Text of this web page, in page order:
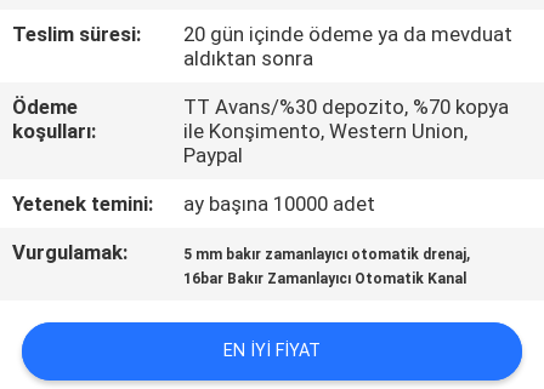
ULAŞIN
BIR
ISTEĞI
SHOW
Teslim süresi:
20 gün içinde ödeme ya da mevduat
aldıktan sonra
Ödeme
koşulları:
TT Avans/%30 depozito, %70 kopya
ile Konşimento, Western Union,
Paypal
Yetenek temini:
ay başına 10000 adet
Vurgulamak:
5 mm bakır zamanlayıcı otomatik drenaj,
16bar Bakır Zamanlayıcı Otomatik Kanal
EN IYI FIYAT